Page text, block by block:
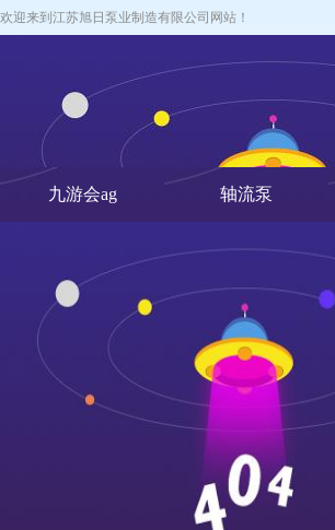
欢迎来到江苏旭日泵业制造有限公司网站！
九游会ag 轴流泵